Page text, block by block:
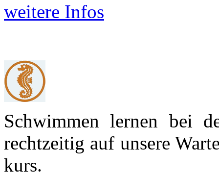
weitere Infos
Schwimmen lernen bei
recht­zeitig auf unsere
kurs.